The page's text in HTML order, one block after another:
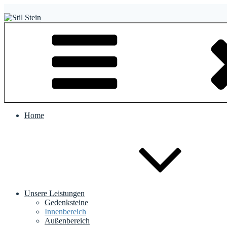
Inhalt
springen
Stil & Stein GmbH
Home
Unsere Leistungen
Gedenksteine
Innenbereich
Außenbereich